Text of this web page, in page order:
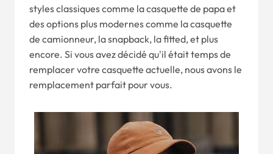
styles classiques comme la casquette de papa et
des options plus modernes comme la casquette
de camionneur, la snapback, la fitted, et plus
encore. Si vous avez décidé qu'il était temps de
remplacer votre casquette actuelle, nous avons le
remplacement parfait pour vous.